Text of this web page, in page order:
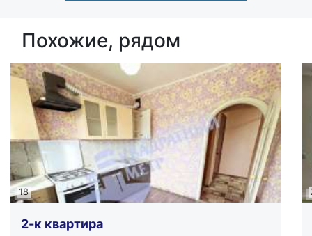
Похожие, рядом
18
2-к квартира